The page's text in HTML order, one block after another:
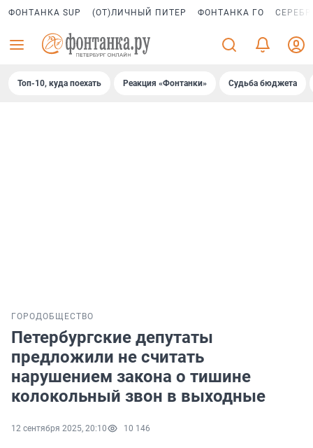
ФОНТАНКА SUP (ОТ)ЛИЧНЫЙ ПИТЕР ФОНТАНКА ГО
Топ-10, куда поехать Реакция «Фонтанки» Судьба бюджета
ГОРОДОБЩЕСТВО
Петербургские депутаты
предложили не считать
нарушением закона о тишине
колокольный звон в выходные
12 сентября 2025, 20:10 10 146